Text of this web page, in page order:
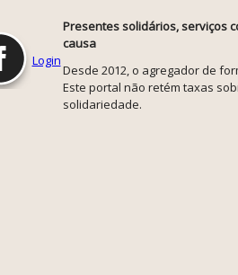
Login
Presentes solidários, serviços
causa
Desde 2012, o agregador de
Este portal não retém taxas
solidariedade.